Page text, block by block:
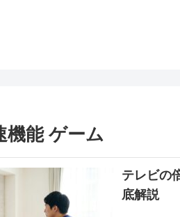
機能 ゲーム
テレビの
底解説